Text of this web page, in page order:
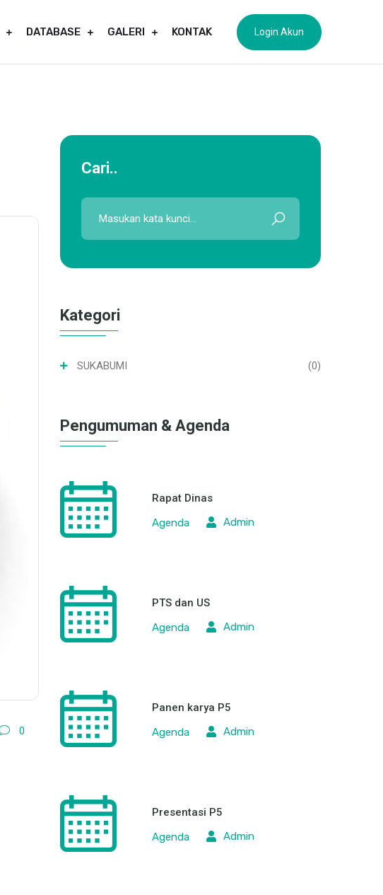
Login Akun
DATABASE GALERI KONTAK
0
Cari..
Kategori
SUKABUMI (0)
Pengumuman & Agenda
Rapat Dinas
Agenda
Admin
PTS dan US
Agenda
Admin
Panen karya P5
Agenda
Admin
Presentasi P5
Agenda
Admin